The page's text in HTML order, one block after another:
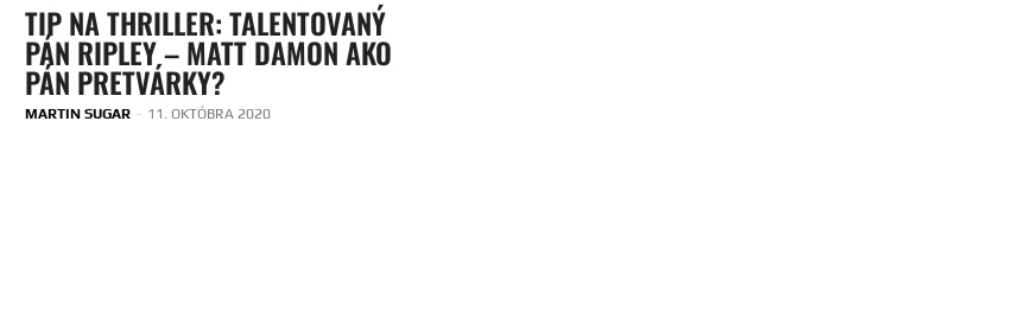
TIP NA THRILLER: TALENTOVANÝ
PÁN RIPLEY – MATT DAMON AKO
PÁN PRETVÁRKY?
MARTIN SUGAR - 11. OKTÓBRA 2020